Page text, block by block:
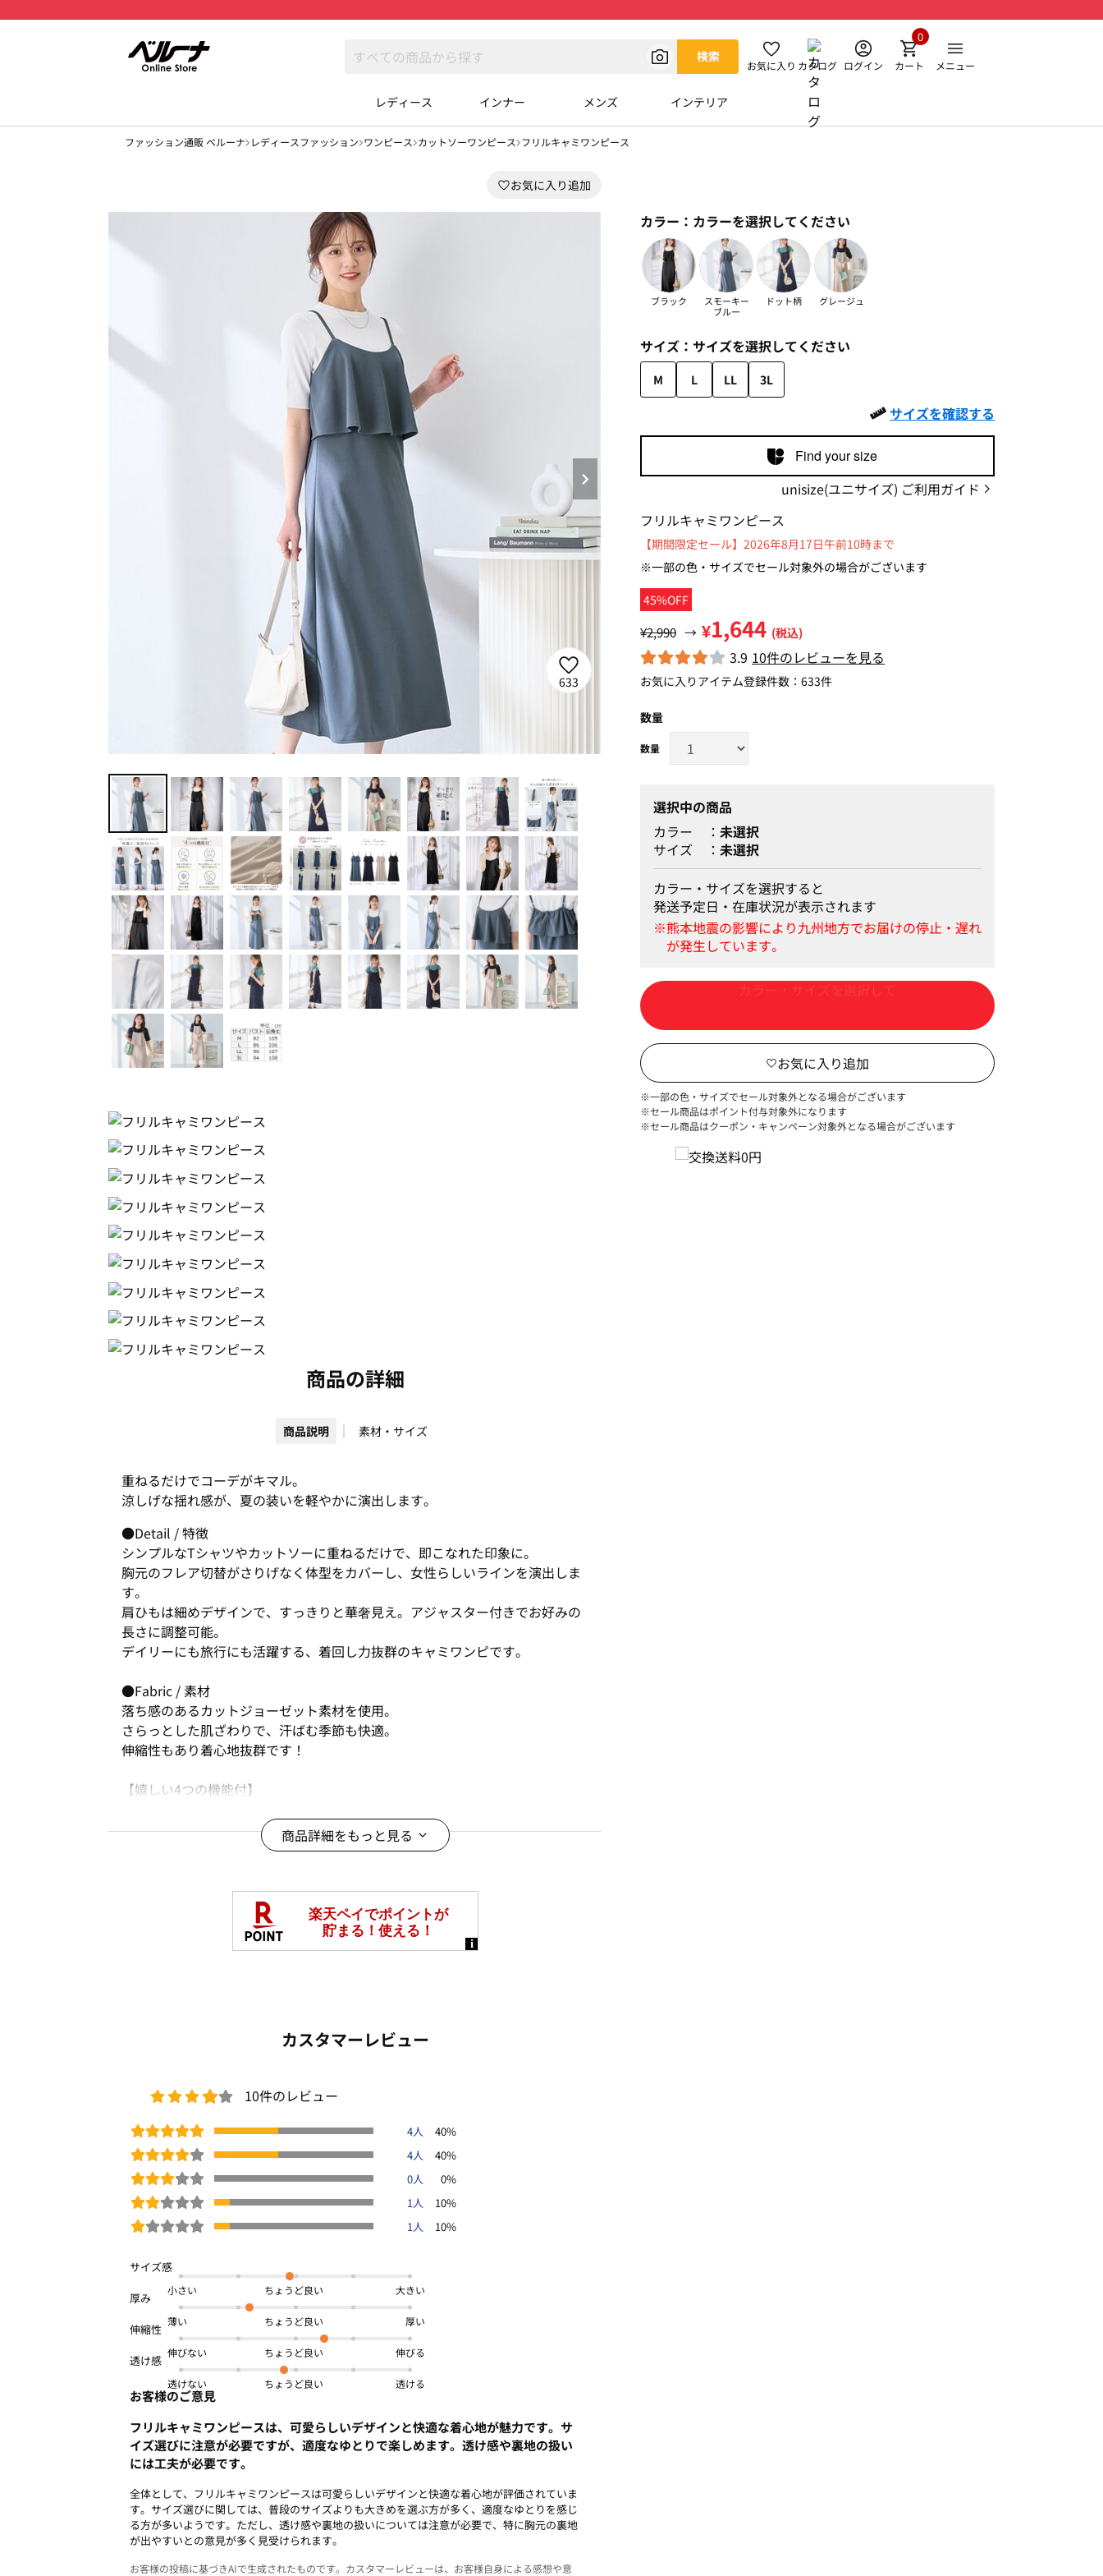
検索
お気に入り カタログ ログイン カート
0
メニュー
レディース インナー メンズ インテリア
ファッション通販 ベルーナ レディースファッション ワンピース カットソーワンピース フリルキャミワンピース
633
商品の詳細
商品説明 素材・サイズ
重ねるだけでコーデがキマル。
涼しげな揺れ感が、夏の装いを軽やかに演出します。
●Detail / 特徴
シンプルなTシャツやカットソーに重ねるだけで、即こなれた印象に。
胸元のフレア切替がさりげなく体型をカバーし、女性らしいラインを演出しま
す。
肩ひもは細めデザインで、すっきりと華奢見え。アジャスター付きでお好みの
長さに調整可能。
デイリーにも旅行にも活躍する、着回し力抜群のキャミワンピです。
●Fabric / 素材
落ち感のあるカットジョーゼット素材を使用。
さらっとした肌ざわりで、汗ばむ季節も快適。
伸縮性もあり着心地抜群です！
【嬉しい4つの機能付】
＜吸水速乾＞汗ばむ季節もベタつきにくく、爽やかな肌ざわり。
＜接触冷感＞肌に触れた瞬間ヒンヤリ。
※色味は物画像をご参照ください。
※ご覧のモニター環境により画像の色味と多少異なる場合がございます。
商品番号：OWB8-22228
商品詳細をもっと見る
カスタマーレビュー
10件のレビュー
4人
40%
4人
40%
0人
0%
1人
10%
1人
10%
小さい 大きい
薄い 厚い
伸びない 伸びる
透けない 透ける
お客様のご意見
フリルキャミワンピースは、可愛らしいデザインと快適な着心地が魅力です。サ
イズ選びに注意が必要ですが、適度なゆとりで楽しめます。透け感や裏地の扱い
には工夫が必要です。
全体として、フリルキャミワンピースは可愛らしいデザインと快適な着心地が評価されていま
す。サイズ選びに関しては、普段のサイズよりも大きめを選ぶ方が多く、適度なゆとりを感じ
る方が多いようです。ただし、透け感や裏地の扱いについては注意が必要で、特に胸元の裏地
が出やすいとの意見が多く見受けられます。
お客様の投稿に基づきAIで生成されたものです。カスタマーレビューは、お客様自身による感想や意
カラー： カラーを選択してください
ブラック
スモーキー
ブルー
ドット柄 グレージュ
サイズ： サイズを選択してください
M L LL 3L
サイズを確認する
Find your size
unisize(ユニサイズ) ご利用ガイド
フリルキャミワンピース
45%OFF
【期間限定セール】2026年8月17日午前10時まで
※一部の色・サイズでセール対象外の場合がございます
¥2,990 → ¥1,644 (税込)
3.9 10件のレビューを見る
お気に入りアイテム登録件数： 633件
数量
選択中の商品
カラー
未選択
サイズ
未選択
カラー・サイズを選択すると
発送予定日・在庫状況が表示されます
※一部の色・サイズでセール対象外となる場合がございます
※セール商品はポイント付与対象外になります
※セール商品はクーポン・キャンペーン対象外となる場合がございます